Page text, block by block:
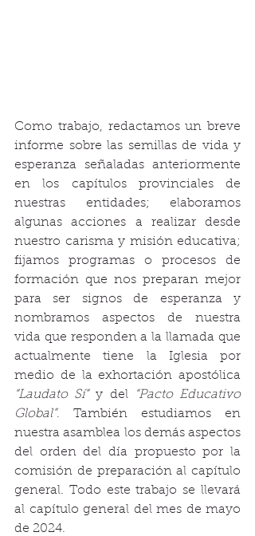
Como trabajo, redactamos un breve
informe sobre las semillas de vida y
esperanza señaladas anteriormente
en los capítulos provinciales de
nuestras entidades; elaboramos
algunas acciones a realizar desde
nuestro carisma y misión educativa;
fijamos programas o procesos de
formación que nos preparan mejor
para ser signos de esperanza y
nombramos aspectos de nuestra
vida que responden a la llamada que
actualmente tiene la Iglesia por
“Laudato Sí” y del
“Pacto Educativo
Global”. También estudiamos en
nuestra asamblea los demás aspectos
del orden del día propuesto por la
comisión de preparación al capítulo
general. Todo este trabajo se llevará
al capítulo general del mes de mayo
de 2024.